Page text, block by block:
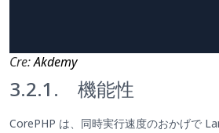
Cre:Akdemy
3.2.1. 機能性
CorePHP は、同時実行速度のおかげで